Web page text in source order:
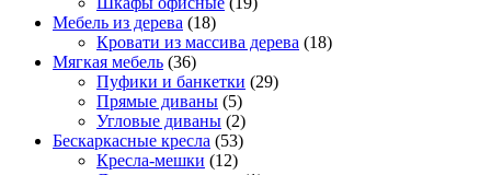
Мебель из дерева (18)
Кровати из массива дерева (18)
Мягкая мебель (36)
Пуфики и банкетки (29)
Прямые диваны (5)
Угловые диваны (2)
Бескаркасные кресла (53)
Кресла-мешки (12)